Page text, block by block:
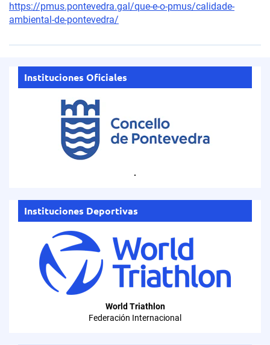
https://pmus.pontevedra.gal/que-e-o-pmus/calidade-
ambiental-de-pontevedra/
Instituciones Oficiales
.
Instituciones Deportivas
World Triathlon
Federación Internacional